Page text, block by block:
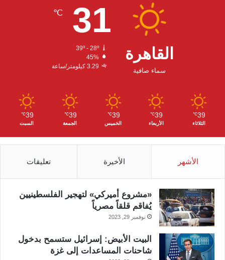
ب
و
و
ب
ق
ا
القاهرة
سماء صافية
31
℃
39º - 28º
45%
3.29 كيلومتر/ساعة
39
℃
الثلاثاء
39
℃
الأربعاء
39
℃
الخميس
39
℃
الجمعة
39
℃
السبت
الأشهر الأخيرة تعليقات
«مشروع أميركي» لتهجير الفلسطينيين
يُفاقم قلقاً مصرياً
نوفمبر 29, 2023
البيت الأبيض: إسرائيل ستسمح بدخول
شاحنات المساعدات إلى غزة